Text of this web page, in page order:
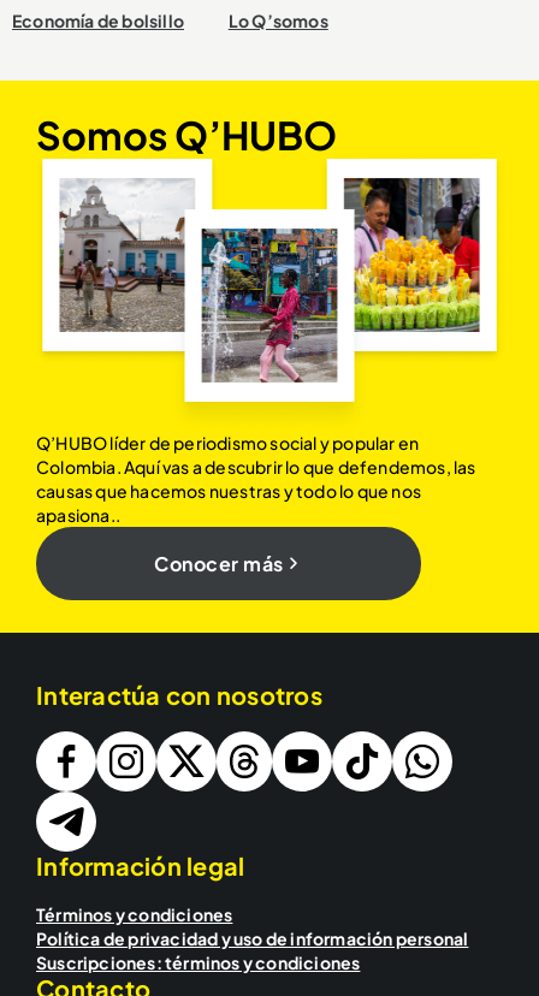
Economía de bolsillo Lo Q’somos
Somos Q’HUBO
Q’HUBO líder de periodismo social y popular en
Colombia. Aquí vas a descubrir lo que defendemos, las
causas que hacemos nuestras y todo lo que nos
apasiona..
Conocer más
Interactúa con nosotros
Información legal
Términos y condiciones
Política de privacidad y uso de información personal
Suscripciones: términos y condiciones
Contacto